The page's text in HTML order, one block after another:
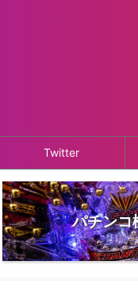
Twitter
パチンコ